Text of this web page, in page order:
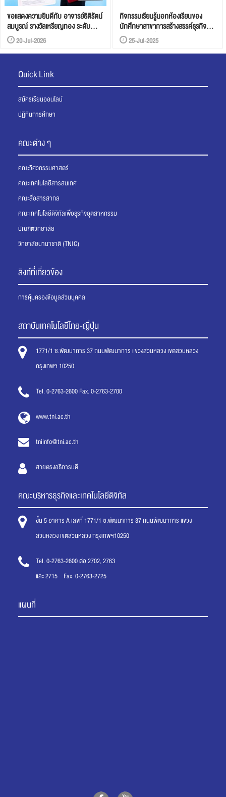
ขอแสดงความยินดีกับ อาจารย์ธิติรัตน์
สมบูรณ์ รางวัลเหรียญทอง ระดับ
นานาชาติ
20-Jul-2026
กิจกรรมเรียนรู้นอกห้องเรียนของ
นักศึกษาสาขาการสร้างสรรค์ธุรกิจ
บริการสไตล์ญี่ปุ่น
25-Jul-2025
Quick Link
สมัครเรียนออนไลน์
ปฏิทินการศึกษา
คณะต่าง ๆ
คณะวิศวกรรมศาสตร์
คณะเทคโนโลยีสารสนเทศ
คณะสื่อสารสากล
คณะเทคโนโลยีดิจิทัลเพื่อธุรกิจอุตสาหกรรม
บัณฑิตวิทยาลัย
วิทยาลัยนานาชาติ (TNIC)
ลิงก์ที่เกี่ยวข้อง
การคุ้มครองข้อมูลส่วนบุคคล
สถาบันเทคโนโลยีไทย-ญี่ปุ่น
1771/1 ซ.พัฒนาการ 37 ถนนพัฒนาการ แขวงสวนหลวง เขตสวนหลวง
กรุงเทพฯ 10250
Tel. 0-2763-2600 Fax. 0-2763-2700
www.tni.ac.th
tniinfo@tni.ac.th
สายตรงอธิการบดี
คณะบริหารธุรกิจและเทคโนโลยีดิจิทัล
ชั้น 5 อาคาร A เลขที่ 1771/1 ซ.พัฒนาการ 37 ถนนพัฒนาการ แขวง
สวนหลวง เขตสวนหลวง กรุงเทพฯ10250
Tel. 0-2763-2600 ต่อ 2702, 2763
และ 2715 Fax. 0-2763-2725
แผนที่